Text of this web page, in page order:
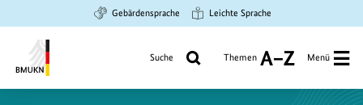
Hauptinhalt
springen
Suche
springen
Hauptnavigation
springen
Gebärdensprache Leichte Sprache
Suche Themen
A
Z
Menü